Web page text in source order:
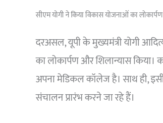
सीएम योगी ने किया विकास योजनाओं का
दरअसल, यूपी के मुख्यमंत्री योगी
का लोकार्पण और शिलान्यास
अपना मेडिकल कॉलेज है। साथ ही, इसी
संचालन प्रारंभ करने जा रहे हैं।